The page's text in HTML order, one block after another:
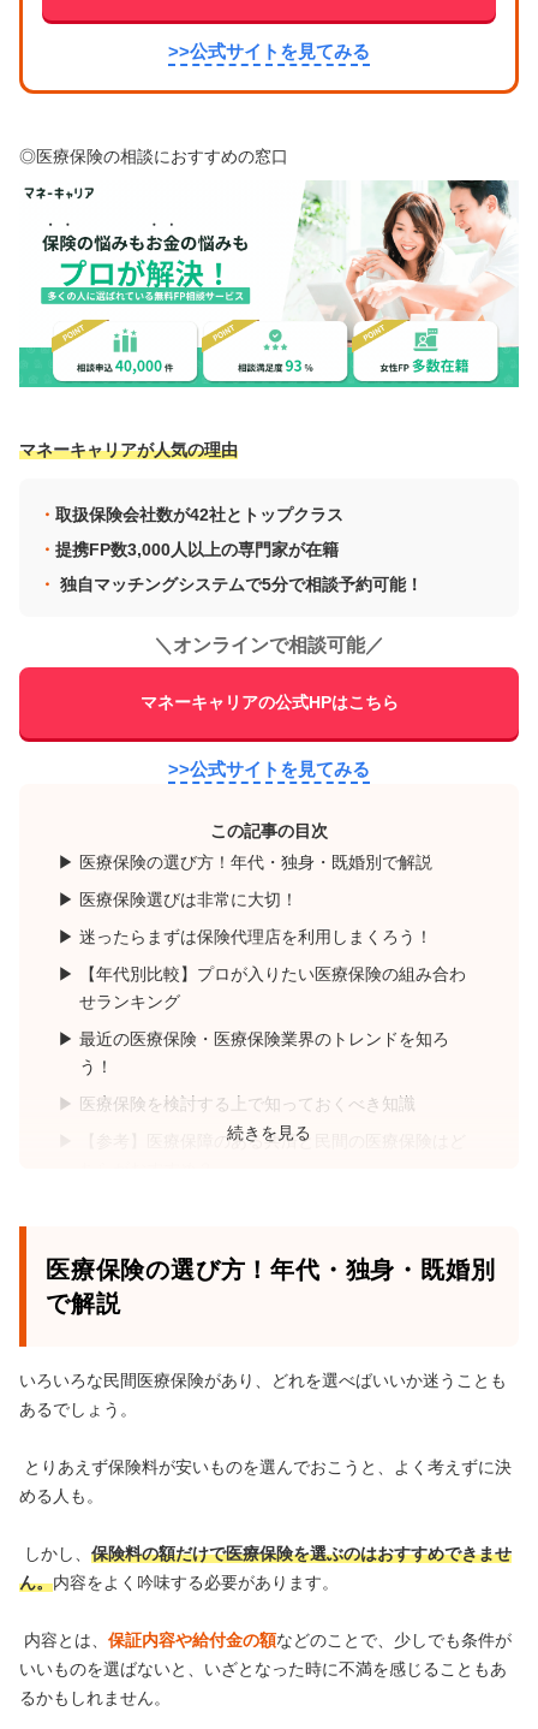
>>公式サイトを見てみる
◎医療保険の相談におすすめの窓口
マネーキャリアが人気の理由
取扱保険会社数が42社とトップクラス
提携FP数3,000人以上の専門家が在籍
独自マッチングシステムで5分で相談予約可能！
＼ オンラインで相談可能／
マネーキャリアの公式HPはこちら
>>公式サイトを見てみる
この記事の目次
医療保険の選び方！年代・独身・既婚別で解説
医療保険選びは非常に大切！
迷ったらまずは保険代理店を利用しまくろう！
【年代別比較】プロが入りたい医療保険の組み合わ
せランキング
最近の医療保険・医療保険業界のトレンドを知ろ
う！
医療保険を検討する上で知っておくべき知識
【参考】医療保障のある共済と民間の医療保険はど
続きを見る
医療保険の選び方！年代・独身・既婚別
で解説
いろいろな民間医療保険があり、どれを選べばいいか迷うことも
あるでしょう。
とりあえず保険料が安いものを選んでおこうと、よく考えずに決
める人も。
しかし、 保険料の額だけで医療保険を選ぶのはおすすめできませ
ん。内容をよく吟味する必要があります。
内容とは、 保証内容や給付金の額などのことで、少しでも条件が
いいものを選ばないと、いざとなった時に不満を感じることもあ
るかもしれません。